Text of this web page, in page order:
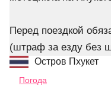
Перед поездкой
(штраф за езду без
Остров Пхукет
Погода